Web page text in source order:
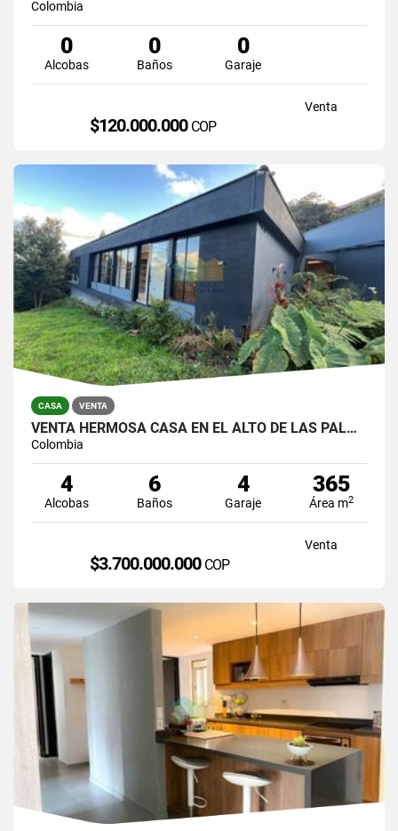
Colombia
0
Alcobas
0
Baños
0
Garaje
Venta
$120.000.000 COP
CASA VENTA
VENTA HERMOSA CASA EN EL ALTO DE LAS PALMAS, EL POBLADO
Colombia
4
Alcobas
6
Baños
4
Garaje
365
Área m2
Venta
$3.700.000.000 COP